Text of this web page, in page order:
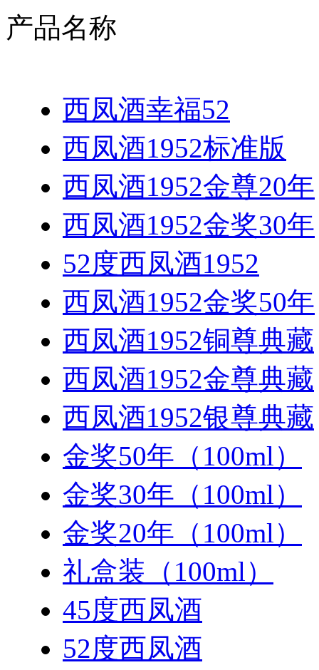
产品名称
西凤酒幸福52
西凤酒1952标准版
西凤酒1952金尊20年
西凤酒1952金奖30年
52度西凤酒1952
西凤酒1952金奖50年
西凤酒1952铜尊典藏
西凤酒1952金尊典藏
西凤酒1952银尊典藏
金奖50年（100ml）
金奖30年（100ml）
金奖20年（100ml）
礼盒装（100ml）
45度西凤酒
52度西凤酒